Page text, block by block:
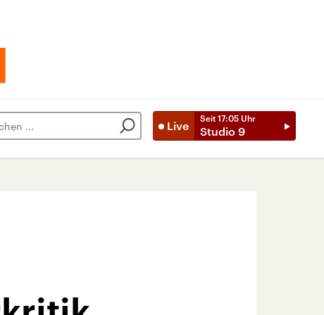
Live
Seit 17:05 Uhr
Studio 9